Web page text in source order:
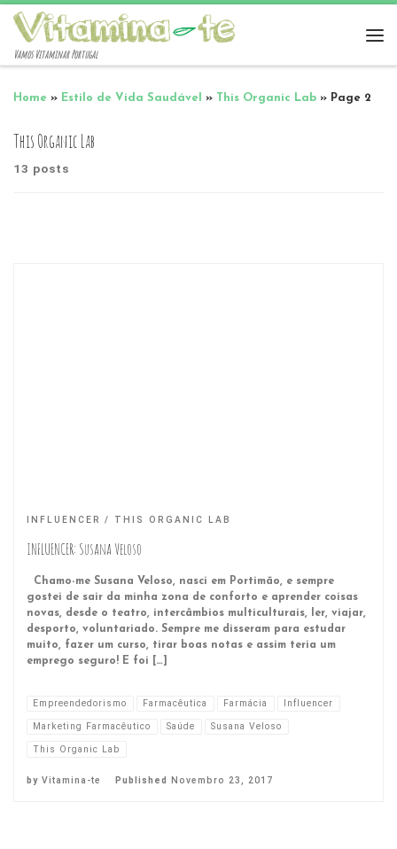
Vamos Vitaminar Portugal
Home » Estilo de Vida Saudável » This Organic Lab » Page 2
This Organic Lab
13 posts
INFLUENCER THIS ORGANIC LAB
INFLUENCER: Susana Veloso
Chamo-me Susana Veloso, nasci em Portimão, e sempre
gostei de sair da minha zona de conforto e aprender coisas
novas, desde o teatro, intercâmbios multiculturais, ler, viajar,
desporto, voluntariado. Sempre me disseram para estudar
muito, fazer um curso, tirar boas notas e assim teria um
emprego seguro! E foi […]
Empreendedorismo Farmacêutica Farmácia
Influencer
Marketing Farmacêutico
Saúde
Susana Veloso
This Organic Lab
by Vitamina-te Published Novembro 23, 2017